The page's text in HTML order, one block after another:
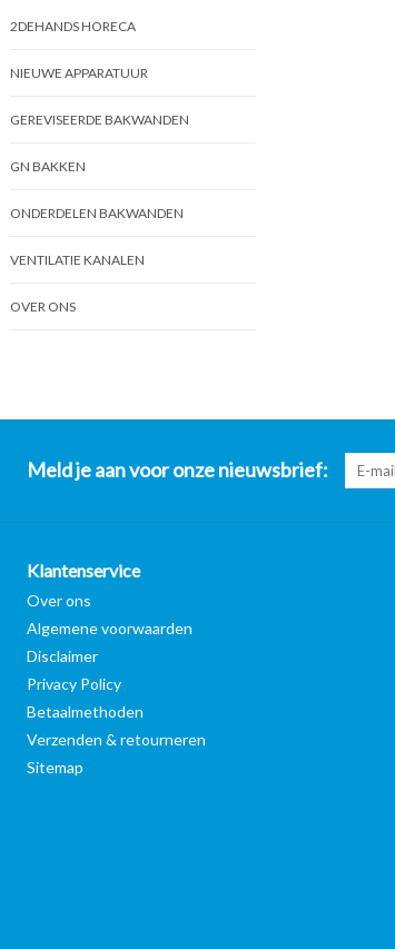
2DEHANDS HORECA
NIEUWE APPARATUUR
GEREVISEERDE BAKWANDEN
GN BAKKEN
ONDERDELEN BAKWANDEN
VENTILATIE KANALEN
OVER ONS
Meld je aan voor onze nieuwsbrief:
Klantenservice
Over ons
Algemene voorwaarden
Disclaimer
Privacy Policy
Betaalmethoden
Verzenden & retourneren
Sitemap